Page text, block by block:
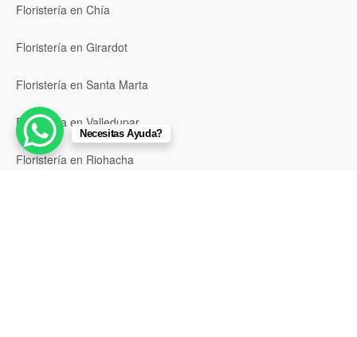
Floristería en Chía
Floristería en Girardot
Floristería en Santa Marta
Floristería en Valledupar
Floristería en Riohacha
Necesitas Ayuda?